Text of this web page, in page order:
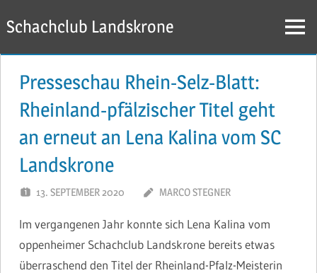
Inhalt
springen
Schachclub Landskrone Menü
Presseschau Rhein-Selz-Blatt:
Rheinland-pfälzischer Titel geht
an erneut an Lena Kalina vom SC
Landskrone
13. SEPTEMBER 2020 MARCO STEGNER
Im vergangenen Jahr konnte sich Lena Kalina vom
oppenheimer Schachclub Landskrone bereits etwas
überraschend den Titel der Rheinland-Pfalz-Meisterin